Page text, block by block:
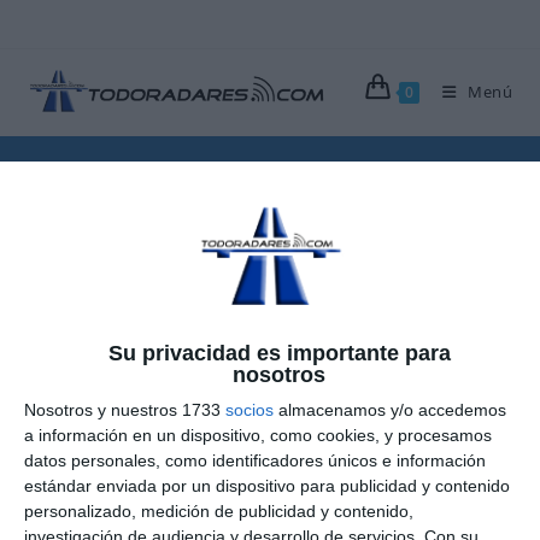
Su privacidad es importante para
nosotros
Nosotros y nuestros 1733 socios almacenamos y/o accedemos
a información en un dispositivo, como cookies, y procesamos
datos personales, como identificadores únicos e información
estándar enviada por un dispositivo para publicidad y contenido
personalizado, medición de publicidad y contenido,
investigación de audiencia y desarrollo de servicios. Con su
contenido
0 Menú
Manifiesto
Manifiesto de Todoradares
Publicación
de
la
entrada:
26 febrero, 2008
Categoría
de
la
entrada:
Manifiesto
Comentarios
de
la
entrada:
Sin comentarios
Manifiesto de Todoradares sobre la política de radares